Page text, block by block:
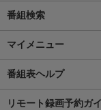
番組検索
マイメニュー
番組表ヘルプ
リモート録画予約ガ